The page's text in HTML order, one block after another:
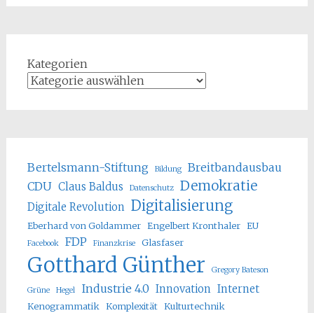
Kategorien
Bertelsmann-Stiftung Bildung
Breitbandausbau
CDU Claus Baldus Datenschutz Demokratie
Digitale Revolution Digitalisierung
Eberhard von Goldammer Engelbert Kronthaler EU
Facebook FDP Finanzkrise Glasfaser
Gotthard Günther Gregory Bateson
Grüne Hegel Industrie 4.0 Innovation Internet
Kenogrammatik Komplexität Kulturtechnik